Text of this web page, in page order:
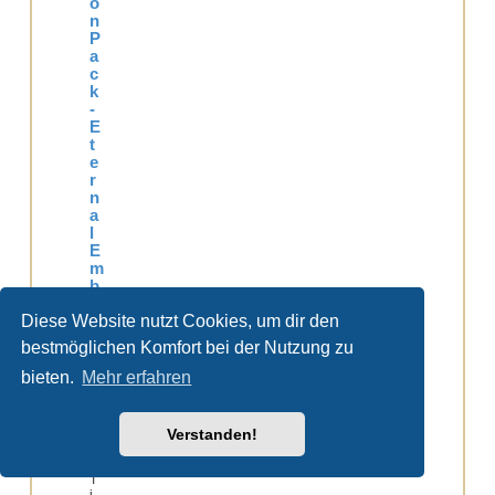
Diese Website nutzt Cookies, um dir den
bestmöglichen Komfort bei der Nutzung zu
bieten. Mehr erfahren
Verstanden!
n
P
a
c
k
-
E
t
e
r
n
a
E
m
b
r
s
T
h
e
T